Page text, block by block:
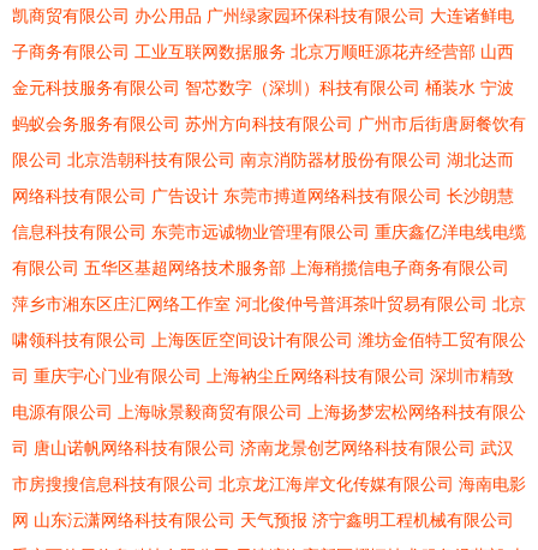
凯商贸有限公司 办公用品 广州绿家园环保科技有限公司 大连诸鲜电
子商务有限公司 工业互联网数据服务 北京万顺旺源花卉经营部 山西
金元科技服务有限公司 智芯数字（深圳）科技有限公司 桶装水 宁波
蚂蚁会务服务有限公司 苏州方向科技有限公司 广州市后街唐厨餐饮有
限公司 北京浩朝科技有限公司 南京消防器材股份有限公司 湖北达而
网络科技有限公司 广告设计 东莞市搏道网络科技有限公司 长沙朗慧
信息科技有限公司 东莞市远诚物业管理有限公司 重庆鑫亿洋电线电缆
有限公司 五华区基超网络技术服务部
上海稍揽信电子商务有限公司
萍乡市湘东区庄汇网络工作室 河北俊仲号普洱茶叶贸易有限公司 北京
啸领科技有限公司
上海医匠空间设计有限公司 潍坊金佰特工贸有限公
司 重庆宇心门业有限公司 上海衲尘丘网络科技有限公司 深圳市精致
电源有限公司
上海咏景毅商贸有限公司
上海扬梦宏松网络科技有限公
司 唐山诺帆网络科技有限公司 济南龙景创艺网络科技有限公司 武汉
市房搜搜信息科技有限公司 北京龙江海岸文化传媒有限公司 海南电影
网 山东沄潇网络科技有限公司 天气预报 济宁鑫明工程机械有限公司